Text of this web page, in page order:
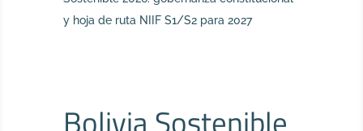
y hoja de ruta NIIF S1/S2 para 2027